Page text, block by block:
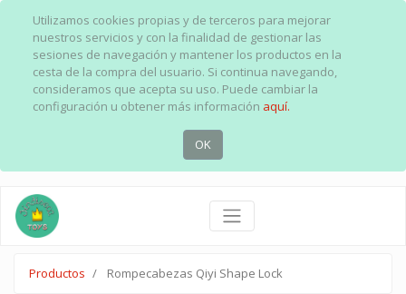
Utilizamos cookies propias y de terceros para mejorar
nuestros servicios y con la finalidad de gestionar las
sesiones de navegación y mantener los productos en la
cesta de la compra del usuario. Si continua navegando,
consideramos que acepta su uso. Puede cambiar la
configuración u obtener más información aquí.
OK
Productos Rompecabezas Qiyi Shape Lock